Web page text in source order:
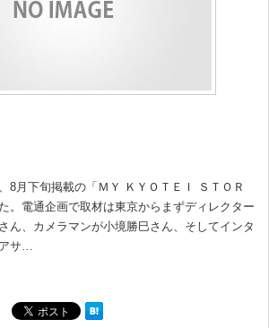
8月下旬掲載の「ＭＹ ＫＹＯＴＥＩ ＳＴＯＲ
。電通企画で取材は東京からまずディレクター
ん、カメラマンが小境勝巳さん、そしてインタ
サ…